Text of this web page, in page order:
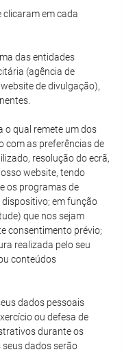
clicaram em cada
das entidades
(agência de
de divulgação),
o qual remete um dos
com as preferências de
resolução do ecrã,
website, tendo
os programas de
em função
que nos sejam
consentimento prévio;
realizada pelo seu
conteúdos
dados pessoais
ou defesa de
durante os
dados serão